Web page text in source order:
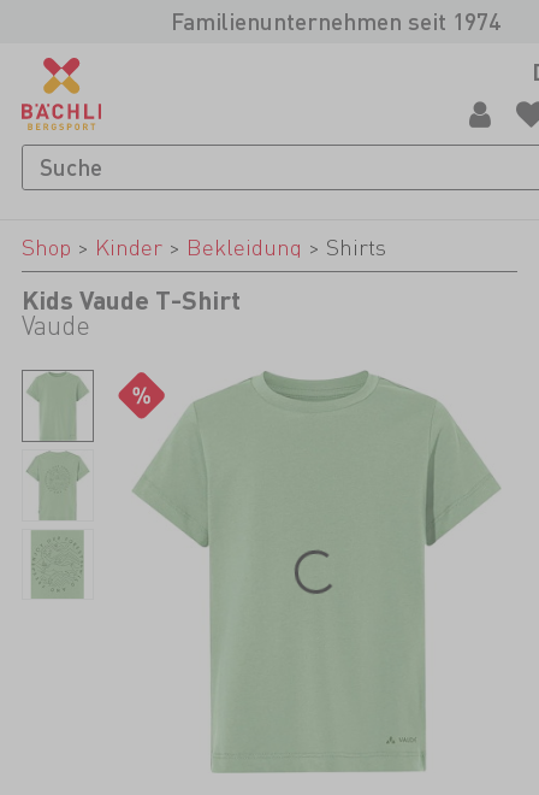
Familienunternehmen seit 1974
Shop > Kinder> Bekleidung > Shirts
Kids Vaude T-Shirt
Vaude